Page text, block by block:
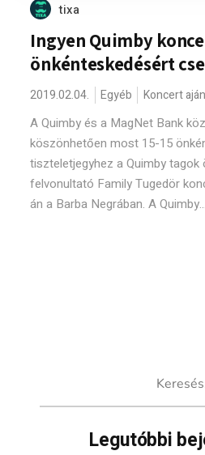
tixa
Ingyen Quimby
önkénteskedésért
2019.02.04. Egyéb Koncert
A Quimby és a MagNet Bank
köszönhetően most 15-15
tiszteletjegyhez a Quimby
felvonultató Family Tugedör
án a Barba Negrában. A Quimby...
Legutóbbi